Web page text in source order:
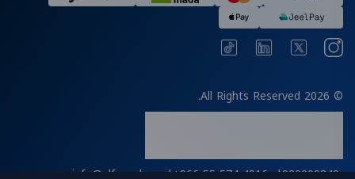
© 2026 All Rights Reserved.
920000840
|
+966 55 574 4916
|
info@alfac.edu.sa